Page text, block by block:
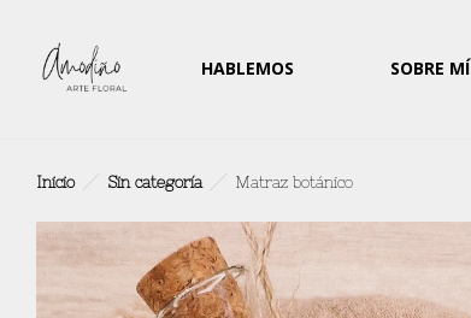
HABLEMOS SOBRE MÍ
Inicio Sin categoría Matraz botánico